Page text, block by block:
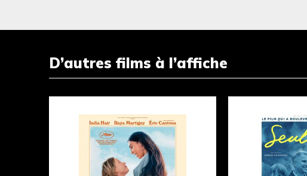
D’autres films à l’affiche